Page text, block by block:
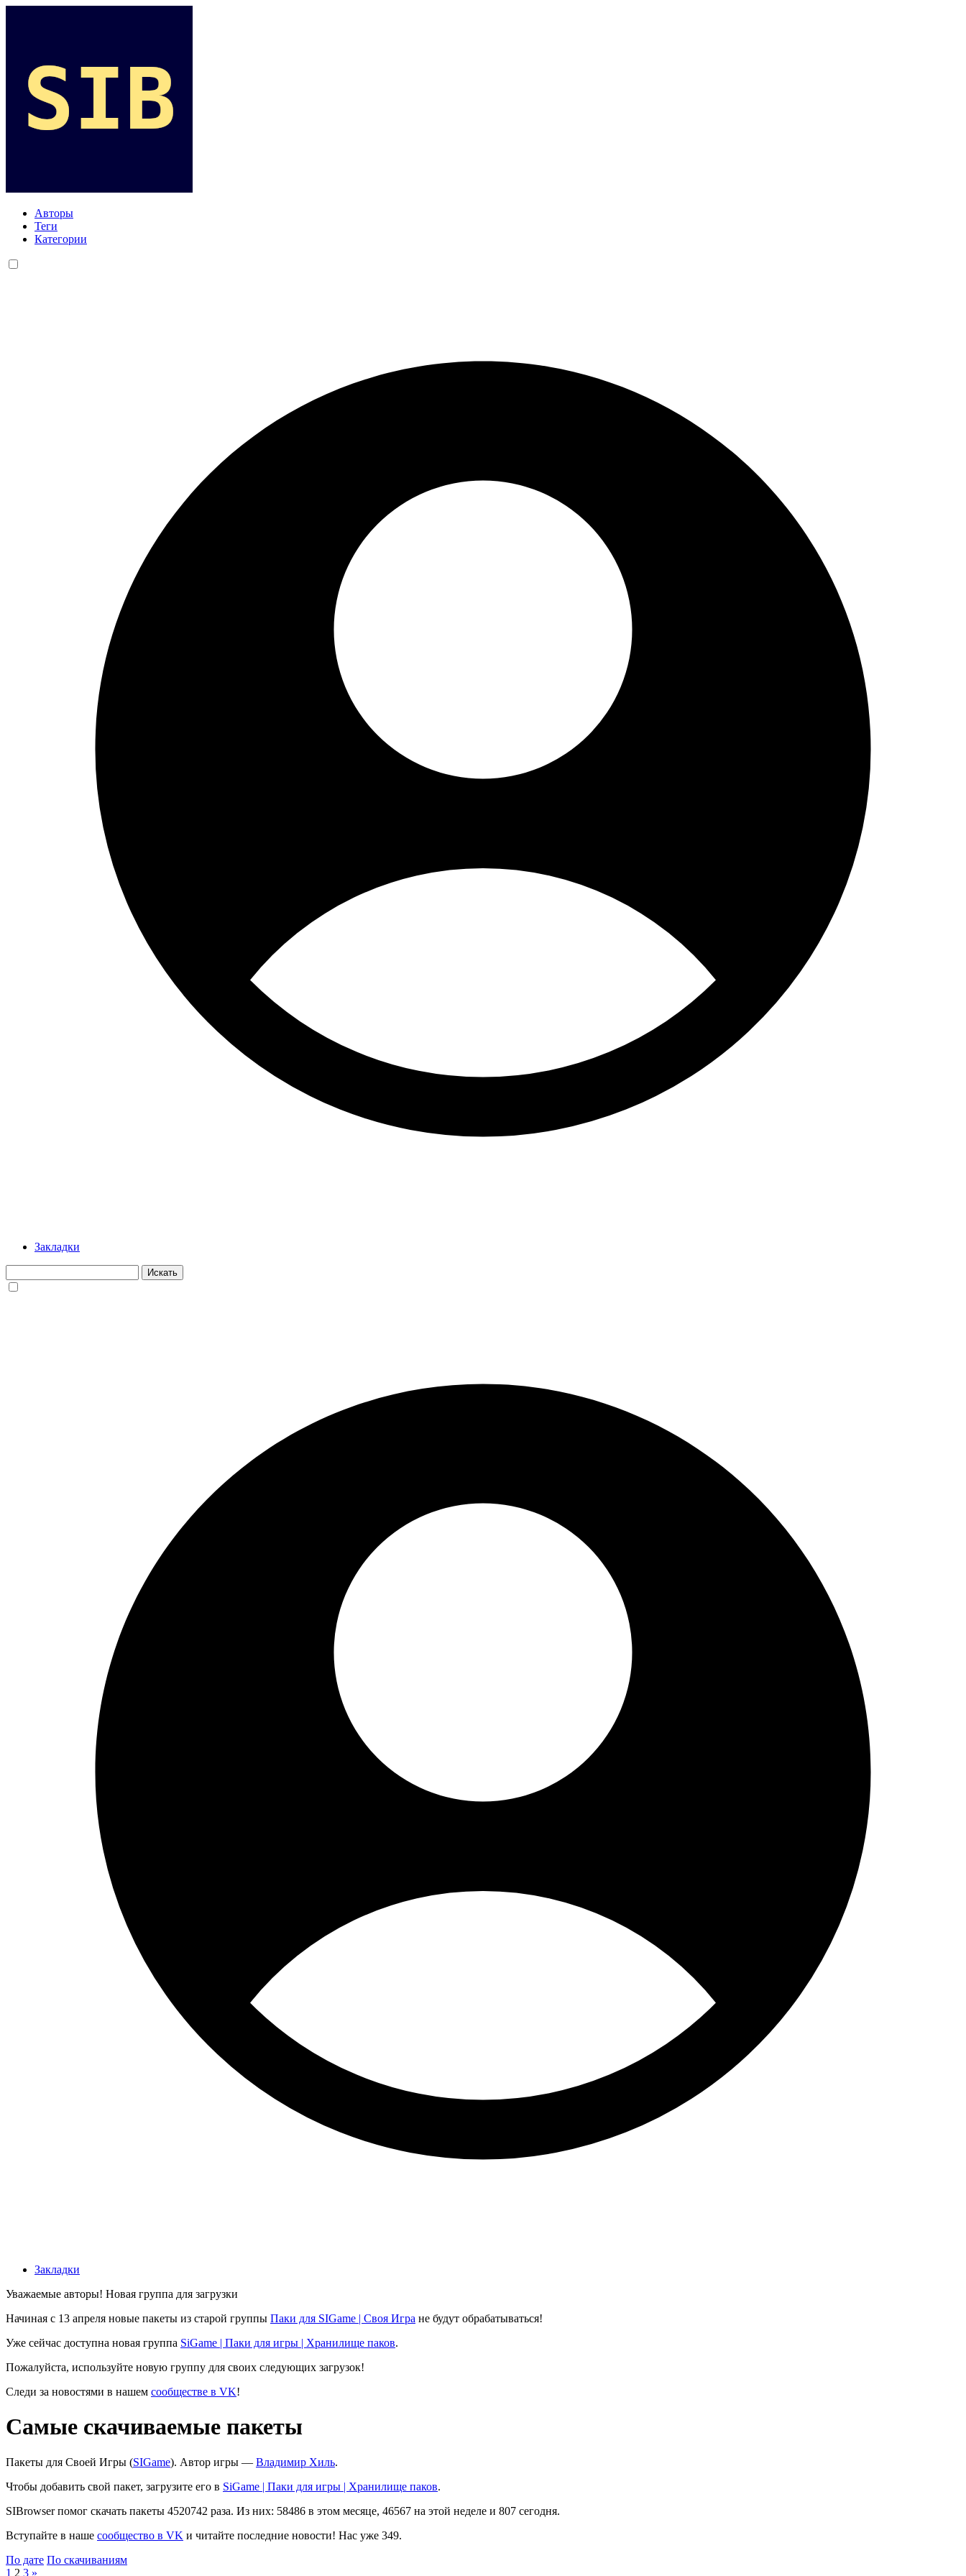
Авторы
Теги
Категории
Закладки
Закладки
Уважаемые авторы! Новая группа для загрузки
Начиная с 13 апреля новые пакеты из старой группы Паки для SIGame | Своя Игра не будут обрабатываться!
Уже сейчас доступна новая группа SiGame | Паки для игры | Хранилище паков.
Пожалуйста, используйте новую группу для своих следующих загрузок!
Следи за новостями в нашем сообществе в VK!
Самые скачиваемые пакеты
Пакеты для Своей Игры (SIGame). Автор игры — Владимир Хиль.
Чтобы добавить свой пакет, загрузите его в SiGame | Паки для игры | Хранилище паков.
SIBrowser помог скачать пакеты 4520742 раза. Из них: 58486 в этом месяце, 46567 на этой неделе и 807 сегодня.
Вступайте в наше сообщество в VK и читайте последние новости! Нас уже 349.
По дате По скачиваниям
1 2 3 »